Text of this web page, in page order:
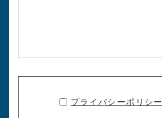
プライバシーポリシー